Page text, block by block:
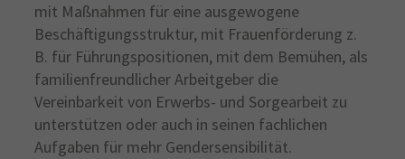
mit Maßnahmen für eine ausgewogene
Beschäftigungsstruktur, mit Frauenförderung z.
B. für Führungspositionen, mit dem Bemühen, als
familienfreundlicher Arbeitgeber die
Vereinbarkeit von Erwerbs- und Sorgearbeit zu
unterstützen oder auch in seinen fachlichen
Aufgaben für mehr Gendersensibilität.